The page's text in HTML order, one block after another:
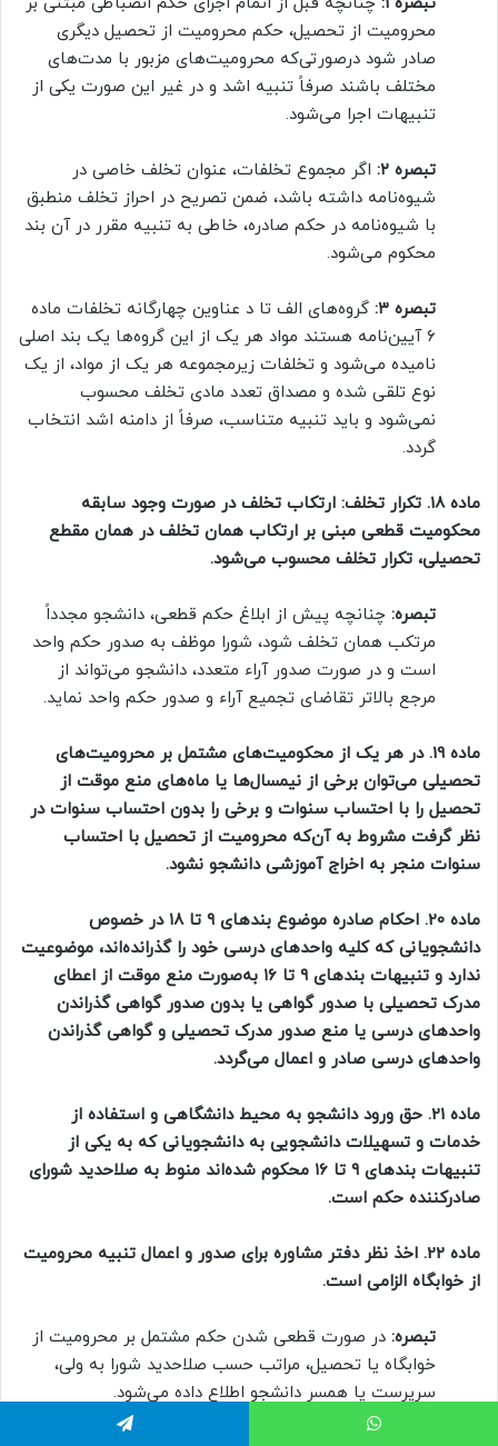
محرومیت از تحصیل، حکم محرومیت از تحصیل دیگری
صادر شود درصورتی‌که محرومیت‌های مزبور با مدت‌های
مختلف باشند صرفاً تنبیه اشد و در غیر این صورت یکی از
تنبیهات اجرا می‌شود.
تبصره ۲: اگر مجموع تخلفات، عنوان تخلف خاصی در
شیوه‌نامه داشته باشد، ضمن تصریح در احراز تخلف منطبق
با شیوه‌نامه در حکم صادره، خاطی به تنبیه مقرر در آن بند
محکوم می‌شود.
تبصره ۳: گروه‌های الف تا د عناوین چهارگانه تخلفات ماده
۶ آیین‌نامه هستند مواد هر یک از این گروه‌ها یک بند اصلی
نامیده می‌شود و تخلفات زیرمجموعه هر یک از مواد، از یک
نوع تلقی شده و مصداق تعدد مادی تخلف محسوب
نمی‌شود و باید تنبیه متناسب، صرفاً از دامنه اشد انتخاب
گردد.
ماده 18. تکرار تخلف: ارتکاب تخلف در صورت وجود سابقه
محکومیت قطعی مبنی بر ارتکاب همان تخلف در همان مقطع
تحصیلی، تکرار تخلف محسوب می‌شود.
تبصره: چنانچه پیش از ابلاغ حکم قطعی، دانشجو مجدداً
مرتکب همان تخلف شود، شورا موظف به صدور حکم واحد
است و در صورت صدور آراء متعدد، دانشجو می‌تواند از
مرجع بالاتر تقاضای تجمیع آراء و صدور حکم واحد نماید.
ماده 19. در هر یک از محکومیت‌های مشتمل بر محرومیت‌های
تحصیلی می‌توان برخی از نیمسال‌ها یا ماه‌های منع موقت از
تحصیل را با احتساب سنوات و برخی را بدون احتساب سنوات در
نظر گرفت مشروط به آن‌که محرومیت از تحصیل با احتساب
سنوات منجر به اخراج آموزشی دانشجو نشود.
ماده
20. احکام صادره موضوع بندهای ۹ تا ۱۸ در خصوص
دانشجویانی که کلیه واحدهای درسی خود را گذرانده‌اند، موضوعیت
ندارد و تنبیهات بندهای ۹ تا ۱۶ به‌صورت منع موقت از اعطای
مدرک تحصیلی با صدور گواهی یا بدون صدور گواهی گذراندن
واحدهای درسی یا منع صدور مدرک تحصیلی و گواهی گذراندن
واحدهای درسی صادر و اعمال می‌گردد.
ماده 21. حق ورود دانشجو به محیط دانشگاهی و استفاده از
خدمات و تسهیلات دانشجویی به دانشجویانی که به یکی از
تنبیهات بندهای ۹ تا ۱۶ محکوم شده‌اند منوط به صلاحدید شورای
صادرکننده حکم است.
ماده 22. اخذ نظر دفتر مشاوره برای صدور و اعمال تنبیه محرومیت
از خوابگاه الزامی است.
تبصره: در صورت قطعی شدن حکم مشتمل بر محرومیت از
خوابگاه یا تحصیل، مراتب حسب صلاحدید شورا به ولی،
سرپرست یا همسر دانشجو اطلاع داده می‌شود.